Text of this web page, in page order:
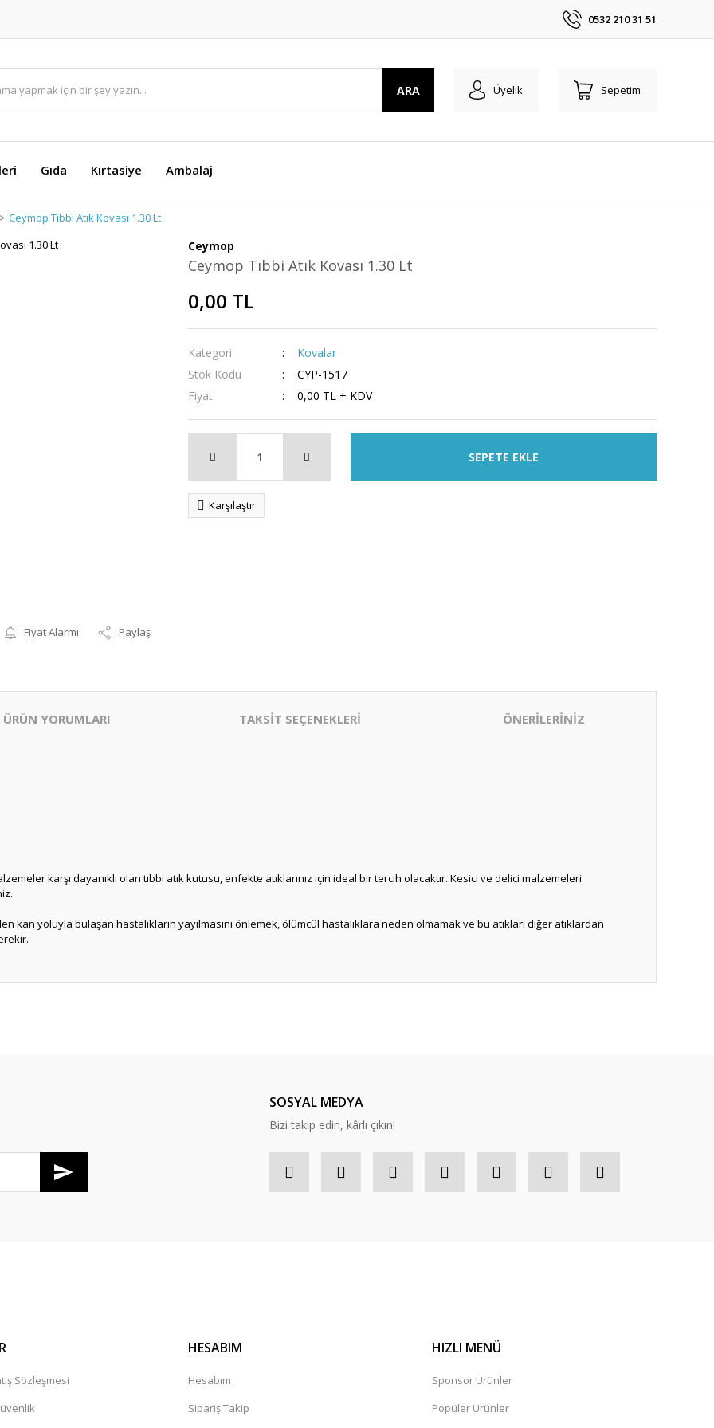
0532 210 31 51
ARA Üyelik Sepetim
Gıda Kırtasiye Ambalaj
Ceymop Tıbbi Atık Kovası 1.30 Lt
Fiyat Alarmı Paylaş
Ceymop
Ceymop Tıbbi Atık Kovası 1.30 Lt
0,00 TL
Kategori
Kovalar
Stok Kodu
CYP-1517
Fiyat
0,00 TL + KDV
SEPETE EKLE
Karşılaştır
ÜRÜN YORUMLARI TAKSİT SEÇENEKLERİ ÖNERİLERİNİZ
karşı dayanıklı olan tıbbi atık kutusu, enfekte atıklarınız için ideal bir tercih olacaktır. Kesici ve delici malzemeleri
kan yoluyla bulaşan hastalıkların yayılmasını önlemek, ölümcül hastalıklara neden olmamak ve bu atıkları diğer atıklardan
SOSYAL MEDYA
Bizi takip edin, kârlı çıkın!
Sözleşmesi
HESABIM
Hesabım
Sipariş Takip
HIZLI MENÜ
Sponsor Ürünler
Popüler Ürünler